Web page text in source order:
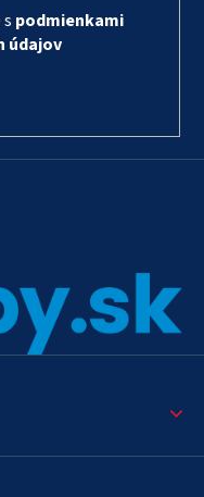
podmienkami
údajov